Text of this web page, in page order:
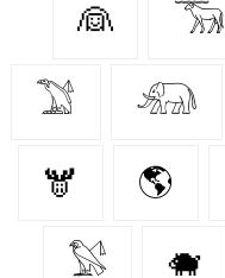
👰‍ 𓃞
𓅑 𓃰
🫎 🌎
𓅄 🐗